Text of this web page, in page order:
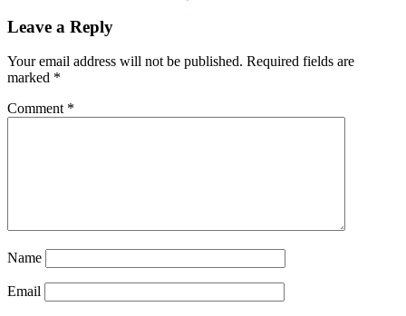
Leave a Reply
Your email address will not be published. Required fields are
marked *
Comment *
Name
Email